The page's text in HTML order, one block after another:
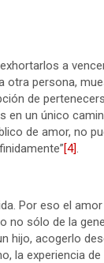
a
otra persona,
de
en un único
de amor, no
[4]
Por eso el
no sólo de la
hijo, acogerlo
la experiencia